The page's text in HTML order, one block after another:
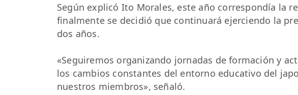
Según explicó Ito Morales, este año correspondía la
finalmente se decidió que continuará ejerciendo la
dos años.
«Seguiremos organizando jornadas de formación y
los cambios constantes del entorno educativo del
nuestros miembros», señaló.